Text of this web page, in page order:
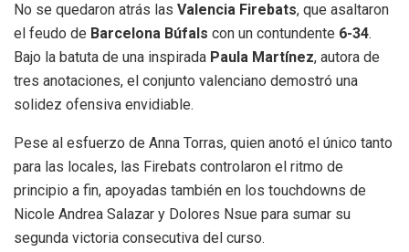
No se quedaron atrás las Valencia Firebats, que asaltaron
el feudo de Barcelona Búfals con un contundente 6-34.
Bajo la batuta de una inspirada Paula Martínez, autora de
tres anotaciones, el conjunto valenciano demostró una
solidez ofensiva envidiable.
Pese al esfuerzo de Anna Torras, quien anotó el único tanto
para las locales, las Firebats controlaron el ritmo de
principio a fin, apoyadas también en los touchdowns de
Nicole Andrea Salazar y Dolores Nsue para sumar su
segunda victoria consecutiva del curso.